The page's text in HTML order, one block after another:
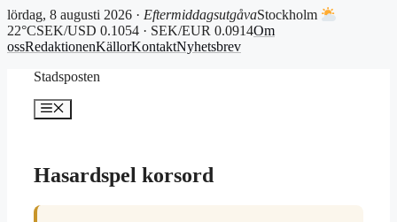
lördag, 8 augusti 2026 · EftermiddagsutgåvaStockholm
22°CSEK/USD 0.1054 · SEK/EUR 0.0914Om
ossRedaktionenKällorKontaktNyhetsbrev
Stadsposten
Meny
Hasardspel korsord